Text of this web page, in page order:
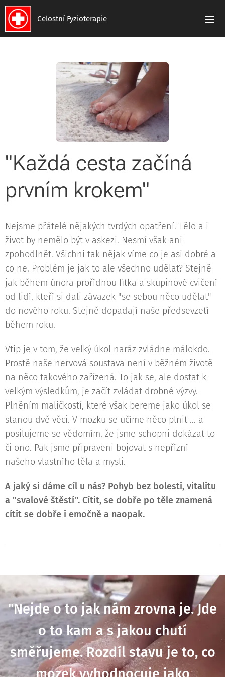
Celostní Fyzioterapie
"Každá cesta začíná
prvním krokem"
Nejsme přátelé nějakých tvrdých opatření. Tělo a i
život by nemělo být v askezi. Nesmí však ani
zpohodlnět. Všichni tak nějak víme co je asi dobré a
co ne. Problém je jak to ale všechno udělat? Stejně
jak během února prořídnou fitka a skupinové cvičení
od lidí, kteří si dali závazek "se sebou něco udělat"
do nového roku. Stejně dopadají naše předsevzetí
během roku.
Vtip je v tom, že velký úkol naráz zvládne málokdo.
Prostě naše nervová soustava není v běžném životě
na něco takového zařízená. To jak se, ale dostat k
velkým výsledkům, je začít zvládat drobné výzvy.
Plněním maličkostí, které však bereme jako úkol se
stanou dvě věci. V mozku se učíme něco plnit ... a
posilujeme se vědomím, že jsme schopni dokázat to
či ono. Pak jsme připraveni bojovat s nepřízní
našeho vlastního těla a mysli.
A jaký si dáme cíl u nás? Pohyb bez bolesti, vitalitu
a "svalové štěstí". Cítit, se dobře po těle znamená
cítit se dobře i emočně a naopak.
"Nejde o to jak nám zrovna je. Jde
o to kam a s jakou chutí
směřujeme. Rozdíl stavu je to, co